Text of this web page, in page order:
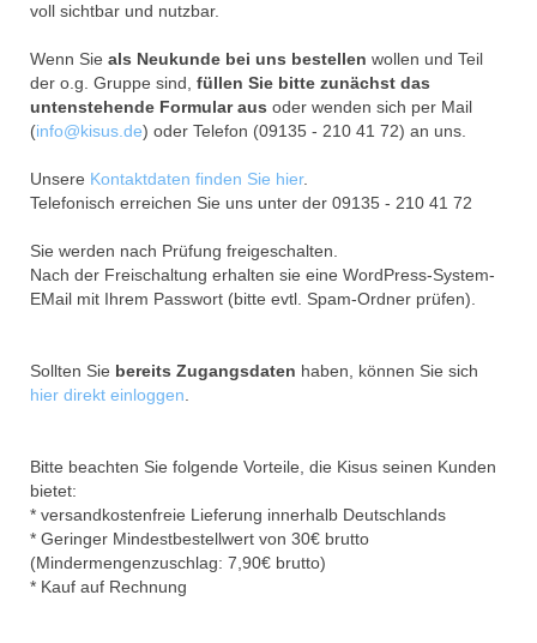
voll sichtbar und nutzbar.
Wenn Sie als Neukunde bei uns bestellen wollen und Teil
der o.g. Gruppe sind, füllen Sie bitte zunächst das
untenstehende Formular aus oder wenden sich per Mail
(info@kisus.de) oder Telefon (09135 - 210 41 72) an uns.
Unsere Kontaktdaten finden Sie hier.
Telefonisch erreichen Sie uns unter der 09135 - 210 41 72
Sie werden nach Prüfung freigeschalten.
Nach der Freischaltung erhalten sie eine WordPress-System-
EMail mit Ihrem Passwort (bitte evtl. Spam-Ordner prüfen).
Sollten Sie bereits Zugangsdaten haben, können Sie sich
hier direkt einloggen.
Bitte beachten Sie folgende Vorteile, die Kisus seinen Kunden
bietet:
* versandkostenfreie Lieferung innerhalb Deutschlands
* Geringer Mindestbestellwert von 30€ brutto
(Mindermengenzuschlag: 7,90€ brutto)
* Kauf auf Rechnung